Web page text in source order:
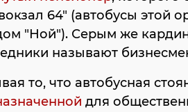
64" (автобусы этой
"Ной"). Серым же
называют
то, что автобусная
для